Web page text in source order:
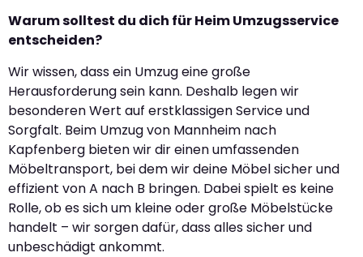
Warum solltest du dich für Heim Umzugsservice
entscheiden?
Wir wissen, dass ein Umzug eine große
Herausforderung sein kann. Deshalb legen wir
besonderen Wert auf erstklassigen Service und
Sorgfalt. Beim Umzug von Mannheim nach
Kapfenberg bieten wir dir einen umfassenden
Möbeltransport, bei dem wir deine Möbel sicher und
effizient von A nach B bringen. Dabei spielt es keine
Rolle, ob es sich um kleine oder große Möbelstücke
handelt – wir sorgen dafür, dass alles sicher und
unbeschädigt ankommt.